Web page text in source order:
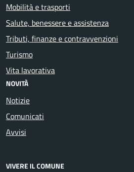
Mobilità e trasporti
Salute, benessere e assistenza
Tributi, finanze e contravvenzioni
Turismo
Vita lavorativa
NOVITÀ
Notizie
Comunicati
Avvisi
VIVERE IL COMUNE